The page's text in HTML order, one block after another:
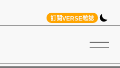
訂閱VERSE雜誌